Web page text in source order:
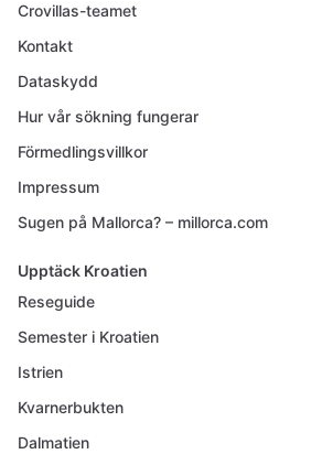
Crovillas-teamet
Kontakt
Dataskydd
Hur vår sökning fungerar
Förmedlingsvillkor
Impressum
Sugen på Mallorca? – millorca.com
Upptäck Kroatien
Reseguide
Semester i Kroatien
Istrien
Kvarnerbukten
Dalmatien